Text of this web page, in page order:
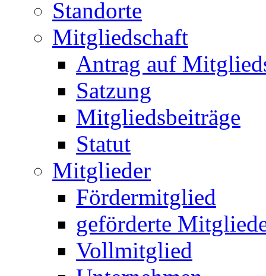
Standorte
Mitgliedschaft
Antrag auf
Satzung
Mitgliedsbeiträge
Statut
Mitglieder
Fördermitglied
geförderte
Vollmitglied